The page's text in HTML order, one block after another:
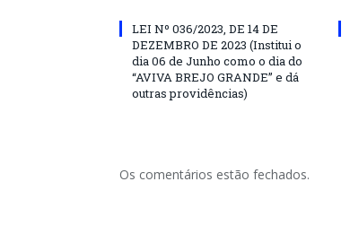
LEI Nº 036/2023, DE 14 DE
DEZEMBRO DE 2023 (Institui o
dia 06 de Junho como o dia do
“AVIVA BREJO GRANDE” e dá
outras providências)
Os comentários estão fechados.